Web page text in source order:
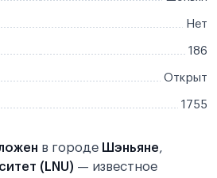
Нет
186
Открыт
1755
в городе Шэньяне,
(LNU) — известное